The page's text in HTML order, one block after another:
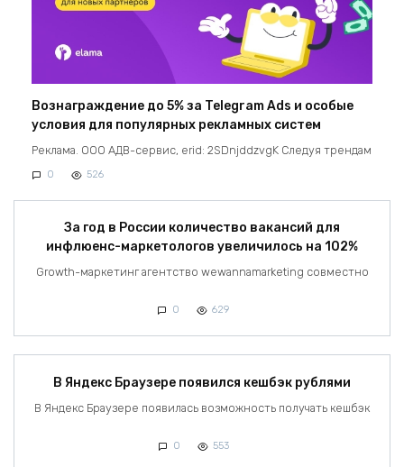
Вознаграждение до 5% за Telegram Ads и особые
условия для популярных рекламных систем
Реклама. ООО АДВ-сервис, erid: 2SDnjddzvgK Следуя трендам
0 526
За год в России количество вакансий для
инфлюенс-маркетологов увеличилось на 102%
Growth-маркетинг агентство wewannamarketing совместно
0 629
В Яндекс Браузере появился кешбэк рублями
В Яндекс Браузере появилась возможность получать кешбэк
0 553